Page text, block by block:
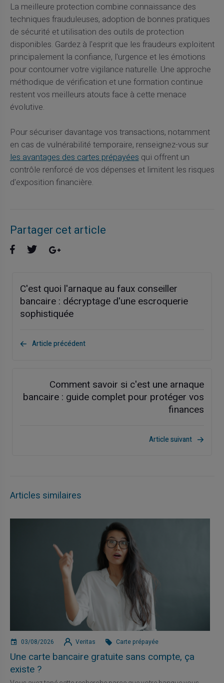
La meilleure protection combine connaissance des
techniques frauduleuses, adoption de bonnes pratiques
de sécurité et utilisation des outils de protection
disponibles. Gardez à l'esprit que les fraudeurs exploitent
principalement la confiance, l'urgence et les émotions
pour contourner votre vigilance naturelle. Une approche
méthodique de vérification et une formation continue
restent vos meilleurs atouts face à cette menace
évolutive.
Pour sécuriser davantage vos transactions, notamment
en cas de vulnérabilité temporaire, renseignez-vous sur
les avantages des cartes prépayées qui offrent un
contrôle renforcé de vos dépenses et limitent les risques
d'exposition financière.
Partager cet article
C'est quoi l'arnaque au faux conseiller
bancaire : décryptage d'une escroquerie
sophistiquée
Article précédent
Comment savoir si c'est une arnaque
bancaire : guide complet pour protéger vos
finances
Article suivant
Articles similaires
03/08/2026 Veritas Carte prépayée
Une carte bancaire gratuite sans compte, ça
existe ?